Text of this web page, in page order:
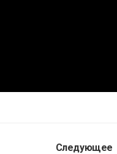
Следующее